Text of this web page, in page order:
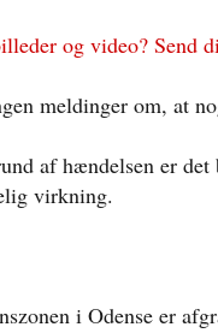
og video? Send
meldinger om, at
af hændelsen er
virkning.
i Odense er